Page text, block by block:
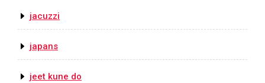
jacuzzi
japans
jeet kune do